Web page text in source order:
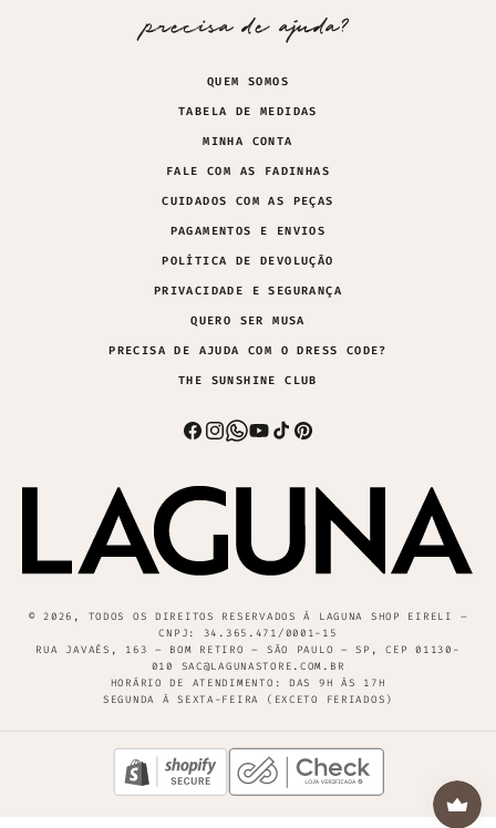
precisa de ajuda?
QUEM SOMOS
TABELA DE MEDIDAS
MINHA CONTA
FALE COM AS FADINHAS
CUIDADOS COM AS PEÇAS
PAGAMENTOS E ENVIOS
POLÍTICA DE DEVOLUÇÃO
PRIVACIDADE E SEGURANÇA
QUERO SER MUSA
PRECISA DE AJUDA COM O DRESS CODE?
THE SUNSHINE CLUB
Facebook
Instagram
Whatsapp
YouTube
TikTok
© 2026, TODOS OS DIREITOS RESERVADOS À LAGUNA SHOP EIRELI –
CNPJ: 34.365.471/0001-15
RUA JAVAÉS, 163 – BOM RETIRO – SÃO PAULO – SP, CEP 01130-
010 SAC@LAGUNASTORE.COM.BR
HORÁRIO DE ATENDIMENTO: DAS 9H ÀS 17H
SEGUNDA À SEXTA-FEIRA (EXCETO FERIADOS)